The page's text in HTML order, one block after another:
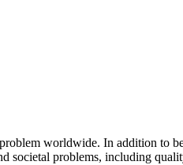
worldwide. In addition to
societal problems, including